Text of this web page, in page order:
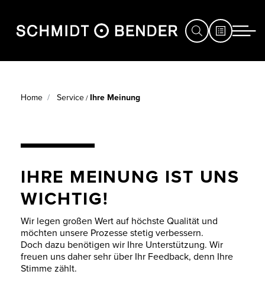
JAGD
DEFENCE
HÄNDLERSUCHE
SERVICE
MESSEN
&
EVENTS
WISSENSWERTES
TÜRME
ZIELFERNROHR
Home Service/ Ihre Meinung
IHRE MEINUNG IST UNS
WICHTIG!
Wir legen großen Wert auf höchste Qualität und
möchten unsere Prozesse stetig verbessern.
Doch dazu benötigen wir Ihre Unterstützung. Wir
freuen uns daher sehr über Ihr Feedback, denn Ihre
Stimme zählt.